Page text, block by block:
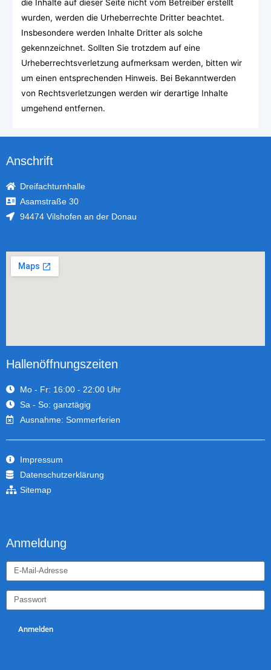
die Inhalte auf dieser Seite nicht vom Betreiber erstellt
wurden, werden die Urheberrechte Dritter beachtet.
Insbesondere werden Inhalte Dritter als solche
gekennzeichnet. Sollten Sie trotzdem auf eine
Urheberrechtsverletzung aufmerksam werden, bitten wir
um einen entsprechenden Hinweis. Bei Bekanntwerden
von Rechtsverletzungen werden wir derartige Inhalte
umgehend entfernen.
Anschrift
Dreifachturnhalle
Asamstraße 30
94474 Vilshofen an der Donau
Hallenöffnungszeiten
Mo - Fr: 16:00 - 22:00 Uhr
Sa - So: ganztägig
Ausnahme: Sommerferien
Impressum
Datenschutzerklärung
Sitemap
Anmeldung
Anmelden